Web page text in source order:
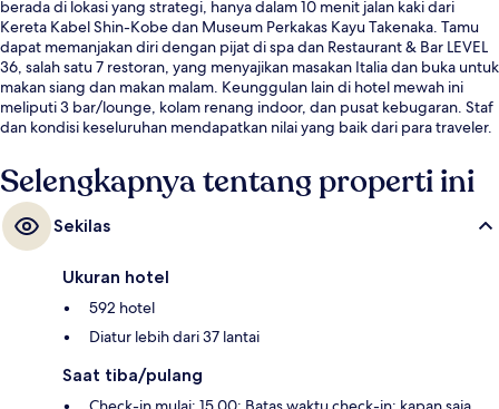
berada di lokasi yang strategi, hanya dalam 10 menit jalan kaki dari
Kereta Kabel Shin-Kobe dan Museum Perkakas Kayu Takenaka. Tamu
dapat memanjakan diri dengan pijat di spa dan Restaurant & Bar LEVEL
36, salah satu 7 restoran, yang menyajikan masakan Italia dan buka untuk
makan siang dan makan malam. Keunggulan lain di hotel mewah ini
meliputi 3 bar/lounge, kolam renang indoor, dan pusat kebugaran. Staf
dan kondisi keseluruhan mendapatkan nilai yang baik dari para traveler.
berjarak 5 menit.
Selengkapnya tentang properti ini
Sekilas
Ukuran hotel
592 hotel
Diatur lebih dari 37 lantai
Saat tiba/pulang